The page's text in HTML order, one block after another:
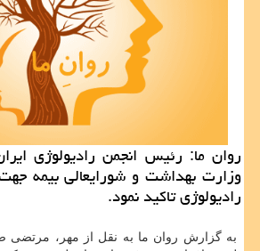
روان ما: رئیس انجمن رادیولوژی
وزارت بهداشت و شورایعالی بیمه
رادیولوژی تاكید نمود.
به گزارش روان ما به نقل از مهر، مرتضی